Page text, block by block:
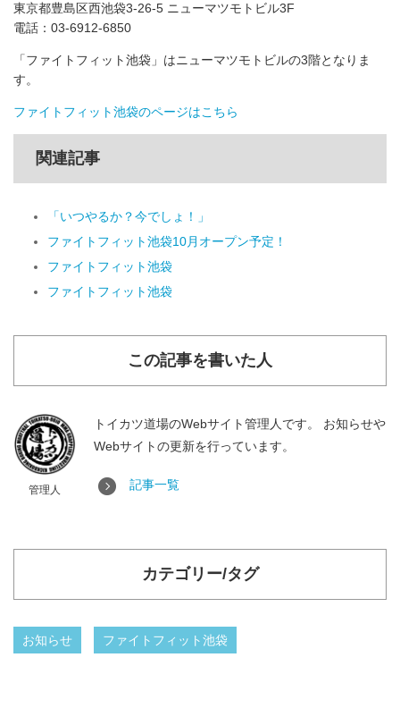
東京都豊島区西池袋3-26-5 ニューマツモトビル3F
電話：03-6912-6850
「ファイトフィット池袋」はニューマツモトビルの3階となりま
す。
ファイトフィット池袋のページはこちら
関連記事
「いつやるか？今でしょ！」
ファイトフィット池袋10月オープン予定！
ファイトフィット池袋
ファイトフィット池袋
この記事を書いた人
管理人
トイカツ道場のWebサイト管理人です。 お知らせや
Webサイトの更新を行っています。
記事一覧
カテゴリー/タグ
お知らせ ファイトフィット池袋